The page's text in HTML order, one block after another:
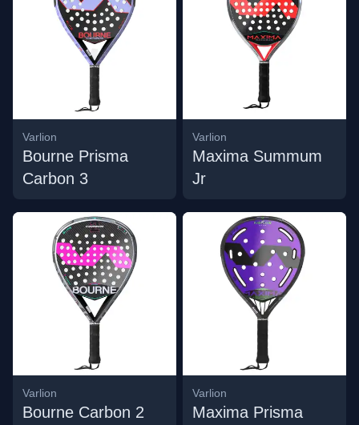
Varlion
Bourne Prisma
Carbon 3
Varlion
Maxima Summum
Jr
Varlion
Bourne Carbon 2
Varlion
Maxima Prisma